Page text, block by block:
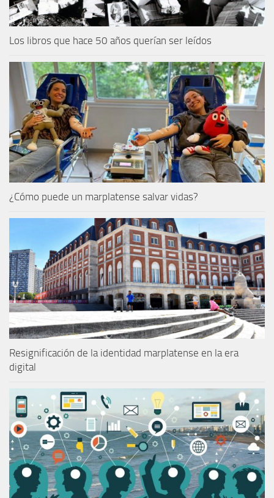
Los libros que hace 50 años querían ser leídos
¿Cómo puede un marplatense salvar vidas?
Resignificación de la identidad marplatense en la era
digital